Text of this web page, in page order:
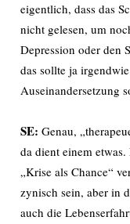
eigentlich, dass das
nicht gelesen, um
Depression oder den
das sollte ja
Auseinandersetzung
SE: Genau,
da dient einem
„Krise als Chance“
zynisch sein, aber in
auch die